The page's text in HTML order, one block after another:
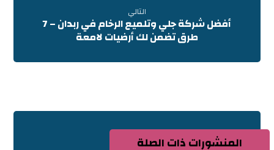
التالي
أفضل شركة جلي وتلميع الرخام في ربدان – 7
طرق تضمن لك أرضيات لامعة
المنشورات ذات الصلة